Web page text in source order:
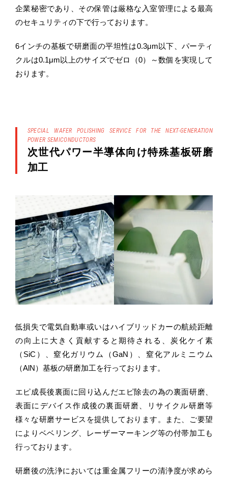
企業秘密であり、その保管は厳格な入室管理による最高
のセキュリティの下で行っております。
6インチの基板で研磨面の平坦性は0.3μm以下、パーティ
クルは0.1μm以上のサイズでゼロ（0）～数個を実現して
おります。
SPECIAL WAFER POLISHING SERVICE FOR THE NEXT-GENERATION
POWER SEMICONDUCTORS
次世代パワー半導体向け特殊基板研磨
加工
低損失で電気自動車或いはハイブリッドカーの航続距離
の向上に大きく貢献すると期待される、炭化ケイ素
（SiC）、窒化ガリウム（GaN）、窒化アルミニウム
（AlN）基板の研磨加工を行っております。
エピ成長後裏面に回り込んだエピ除去の為の裏面研磨、
表面にデバイス作成後の裏面研磨、リサイクル研磨等
様々な研磨サービスを提供しております。また、ご要望
によりベベリング、レーザーマーキング等の付帯加工も
行っております。
研磨後の洗浄においては重金属フリーの清浄度が求めら